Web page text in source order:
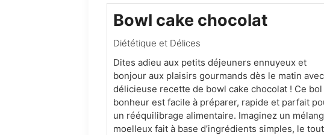
Bowl cake chocolat
Diététique et Délices
Dites adieu aux petits déjeuners ennuyeux et
bonjour aux plaisirs gourmands dès le matin
délicieuse recette de bowl cake chocolat ! Ce bol
bonheur est facile à préparer, rapide et parfait
un rééquilibrage alimentaire. Imaginez un
moelleux fait à base d’ingrédients simples, le tout